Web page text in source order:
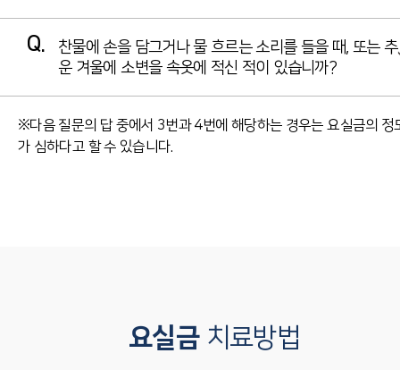
□ 매일
□없다
□ 한달에 한번
□ 매일
Q.
찬물에 손을 담그거나 물 흐르는 소리를 들을 때, 또는 추
운 겨울에 소변을 속옷에 적신 적이 있습니까?
□ 한달에 한번
※다음 질문의 답 중에서 3번과 4번에 해당하는 경우는 요실금의 정
가 심하다고 할 수 있습니다.
요실금 치료방법